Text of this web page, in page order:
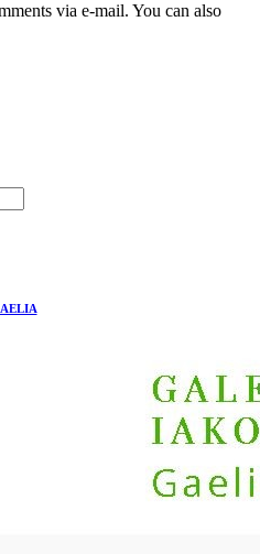
via e-mail. You can also